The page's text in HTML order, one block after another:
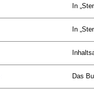
In
In
Das